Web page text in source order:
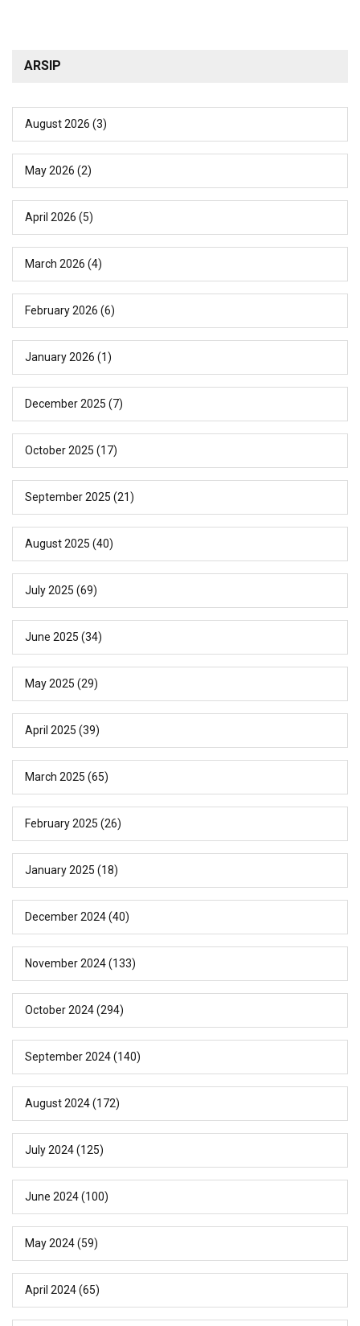
ARSIP
August 2026 (3)
May 2026 (2)
April 2026 (5)
March 2026 (4)
February 2026 (6)
January 2026 (1)
December 2025 (7)
October 2025 (17)
September 2025 (21)
August 2025 (40)
July 2025 (69)
June 2025 (34)
May 2025 (29)
April 2025 (39)
March 2025 (65)
February 2025 (26)
January 2025 (18)
December 2024(40)
November 2024(133)
October 2024(294)
September 2024(140)
August 2024(172)
July 2024(125)
June 2024(100)
May 2024(59)
April 2024(65)